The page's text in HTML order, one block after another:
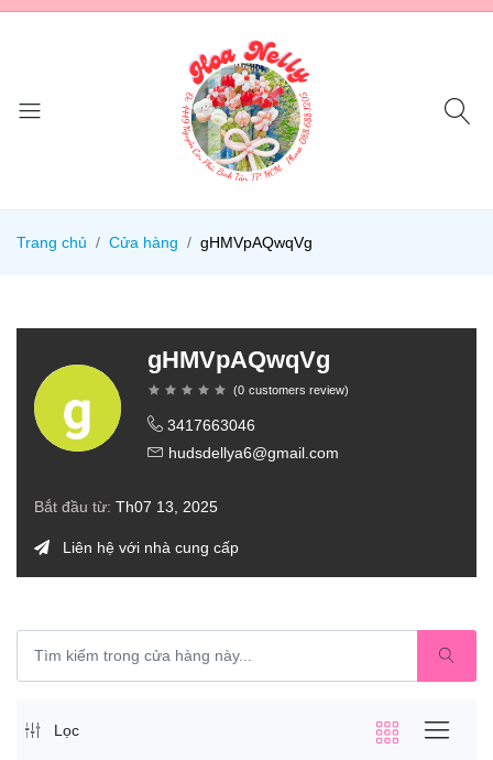
Trang chủ Cửa hàng gHMVpAQwqVg
gHMVpAQwqVg
(0 customers review)
3417663046
hudsdellya6@gmail.com
Bắt đầu từ: Th07 13, 2025
Liên hệ với nhà cung cấp
Lọc